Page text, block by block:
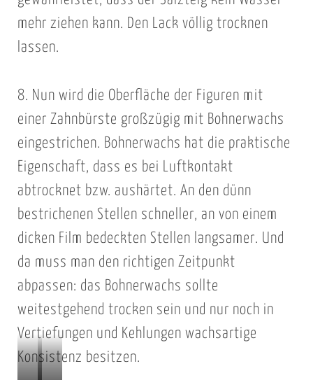
u
n
e
c
y
l
f
a
r
b
i
s
t
a
u
f
e
m
B
a
n
w
i
r
d
n
c
h
c
o
l
o
mehr ziehen kann. Den Lack völlig trocknen
lassen.
8. Nun wird die Oberfläche der Figuren mit
einer Zahnbürste großzügig mit Bohnerwachs
eingestrichen. Bohnerwachs hat die praktische
Eigenschaft, dass es bei Luftkontakt
abtrocknet bzw. aushärtet. An den dünn
bestrichenen Stellen schneller, an von einem
dicken Film bedeckten Stellen langsamer. Und
da muss man den richtigen Zeitpunkt
abpassen: das Bohnerwachs sollte
weitestgehend trocken sein und nur noch in
Vertiefungen und Kehlungen wachsartige
Konsistenz besitzen.